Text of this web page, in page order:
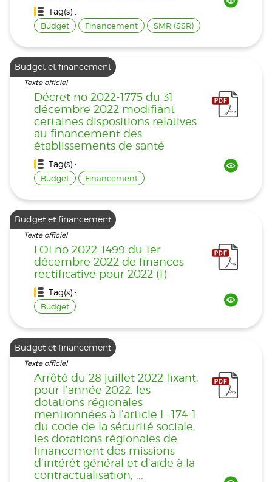
Tag(s) :
Budget Financement SMR (SSR)
Budget et financement
Texte officiel
Décret no 2022-1775 du 31
décembre 2022 modifiant
certaines dispositions relatives
au financement des
établissements de santé
Tag(s) :
Budget Financement
Budget et financement
Texte officiel
LOI no 2022-1499 du 1er
décembre 2022 de finances
rectificative pour 2022 (1)
Tag(s) :
Budget
Budget et financement
Texte officiel
Arrêté du 28 juillet 2022 fixant,
pour l’année 2022, les
dotations régionales
mentionnées à l’article L. 174-1
du code de la sécurité sociale,
les dotations régionales de
financement des missions
d’intérêt général et d’aide à la
contractualisation, ...